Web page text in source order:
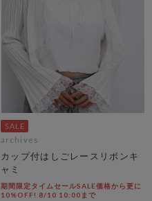
archives
カップ付はしごレースリボンキ
ャミ
期間限定タイムセールSALE価格から更に
10%OFF! 8/10 10:00まで